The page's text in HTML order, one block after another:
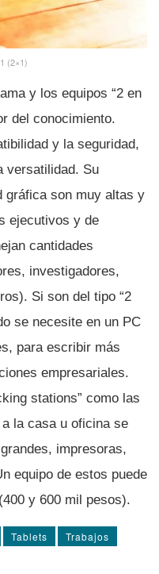
(2×1)
y los equipos “2 en
del conocimiento.
y la seguridad,
versatilidad. Su
gráfica son muy altas y
ejecutivos y de
cantidades
investigadores,
Si son del tipo “2
se necesite en un PC
para escribir más
empresariales.
stations” como las
la casa u oficina se
impresoras,
equipo de estos puede
y 600 mil pesos).
Tablets Trabajos